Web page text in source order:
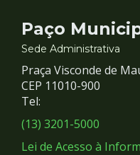
Contato
e
Redes
Sociais
Paço
Sede Administrativa
Praça Visconde de
CEP 11010-900
Tel:
(13) 3201-5000
Lei de Acesso à